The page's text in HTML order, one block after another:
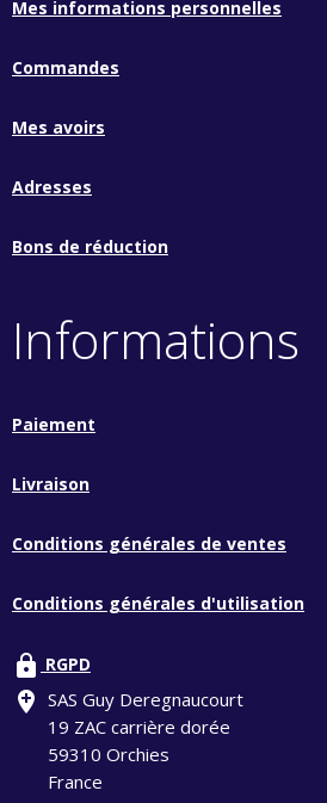
Mes informations personnelles
Commandes
Mes avoirs
Adresses
Bons de réduction
Informations
Paiement
Livraison
Conditions générales de ventes
Conditions générales d'utilisation
lock RGPD
add_location SAS Guy Deregnaucourt
19 ZAC carrière dorée
59310 Orchies
France